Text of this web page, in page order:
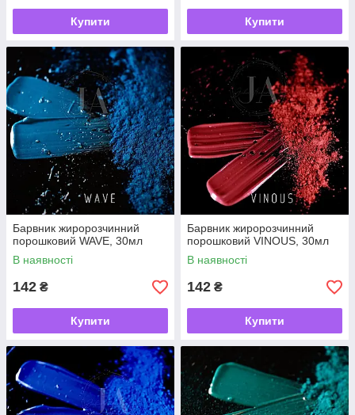
Купити Купити
Барвник жиророзчинний
порошковий WAVE, 30мл
В наявності
142 ₴
Купити
Барвник жиророзчинний
порошковий VINOUS, 30мл
В наявності
142 ₴
Купити